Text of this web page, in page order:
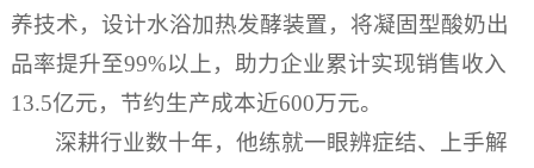
养技术，设计水浴加热发酵装置，将凝固型酸奶出
品率提升至99%以上，助力企业累计实现销售收入
13.5亿元，节约生产成本近600万元。
深耕行业数十年，他练就一眼辨症结、上手解